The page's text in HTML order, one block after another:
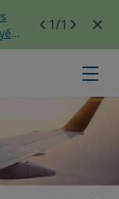
1/1
-